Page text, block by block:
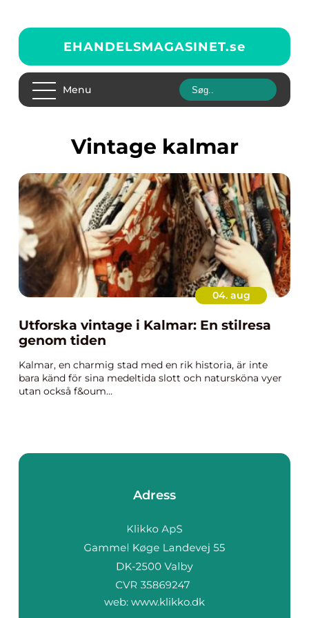
EHANDELSMAGASINET.se
Menu
vintage kalmar
04. aug
Utforska vintage i Kalmar: En stilresa
genom tiden
Kalmar, en charmig stad med en rik historia, är inte
bara känd för sina medeltida slott och natursköna vyer
utan också f&oum...
Adress
web: www.klikko.dk